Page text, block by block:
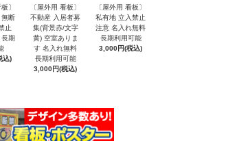
〕
無断
止
期
込)
〔屋外用 看板〕
不動産 入居者募
集(背景赤/文字
黄) 空室ありま
す 名入れ無料
長期利用可能
3,000円(税込)
〔屋外用 看板〕
私有地 立入禁止
注意 名入れ無料
長期利用可能
3,000円(税込)